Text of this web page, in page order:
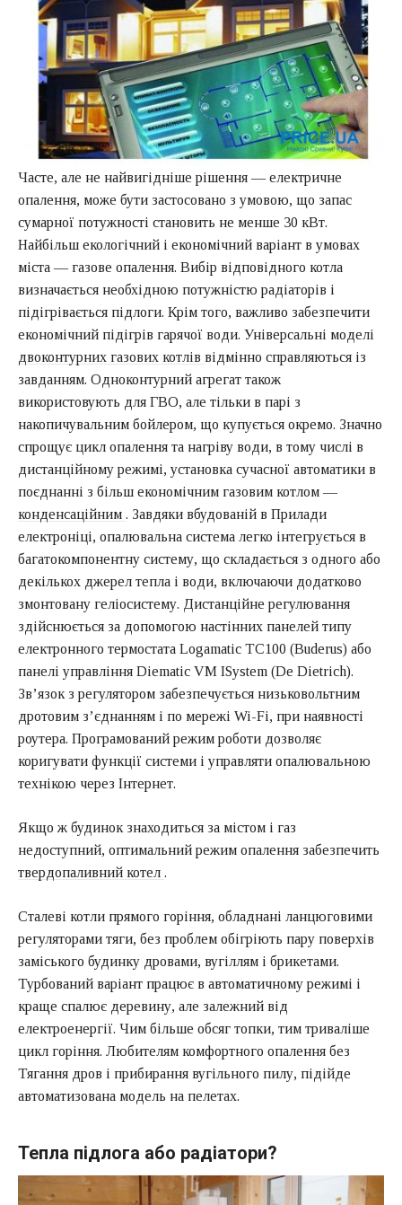
Часте, але не найвигідніше рішення — електричне
опалення, може бути застосовано з умовою, що запас
сумарної потужності становить не менше 30 кВт.
Найбільш екологічний і економічний варіант в умовах
міста — газове опалення. Вибір відповідного котла
визначається необхідною потужністю радіаторів і
підігрівається підлоги. Крім того, важливо забезпечити
економічний підігрів гарячої води. Універсальні моделі
двоконтурних газових котлів відмінно справляються із
завданням. Одноконтурний агрегат також
використовують для ГВО, але тільки в парі з
накопичувальним бойлером, що купується окремо. Значно
спрощує цикл опалення та нагріву води, в тому числі в
дистанційному режимі, установка сучасної автоматики в
поєднанні з більш економічним газовим котлом —
конденсаційним . Завдяки вбудованій в Прилади
електроніці, опалювальна система легко інтегрується в
багатокомпонентну систему, що складається з одного або
декількох джерел тепла і води, включаючи додатково
змонтовану геліосистему. Дистанційне регулювання
здійснюється за допомогою настінних панелей типу
електронного термостата Logamatic TC100 (Buderus) або
панелі управління Diematic VM ISystem (De Dietrich).
Зв’язок з регулятором забезпечується низьковольтним
дротовим з’єднанням і по мережі Wi-Fi, при наявності
роутера. Програмований режим роботи дозволяє
коригувати функції системи і управляти опалювальною
технікою через Інтернет.
Якщо ж будинок знаходиться за містом і газ
недоступний, оптимальний режим опалення забезпечить
твердопаливний котел .
Сталеві котли прямого горіння, обладнані ланцюговими
регуляторами тяги, без проблем обігріють пару поверхів
заміського будинку дровами, вугіллям і брикетами.
Турбований варіант працює в автоматичному режимі і
краще спалює деревину, але залежний від
електроенергії. Чим більше обсяг топки, тим триваліше
цикл горіння. Любителям комфортного опалення без
Тягання дров і прибирання вугільного пилу, підійде
автоматизована модель на пелетах.
Тепла підлога або радіатори?